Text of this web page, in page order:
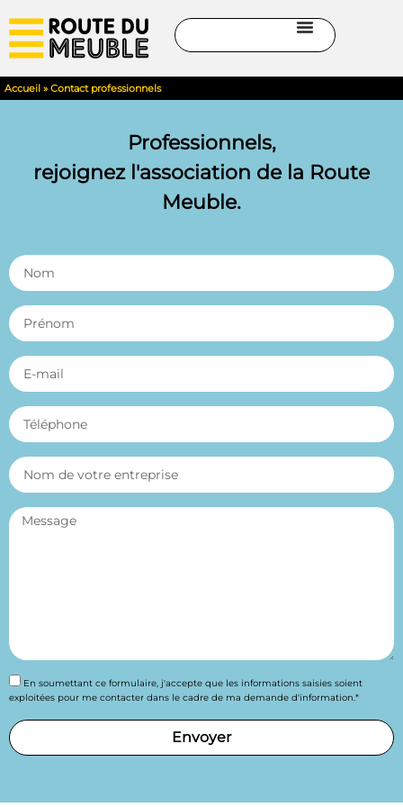
Accueil » Contact professionnels
Professionnels,
rejoignez l'association de la Route
Meuble.
En soumettant ce formulaire, j'accepte que les informations saisies soient
exploitées pour me contacter dans le cadre de ma demande d'information.*
Envoyer